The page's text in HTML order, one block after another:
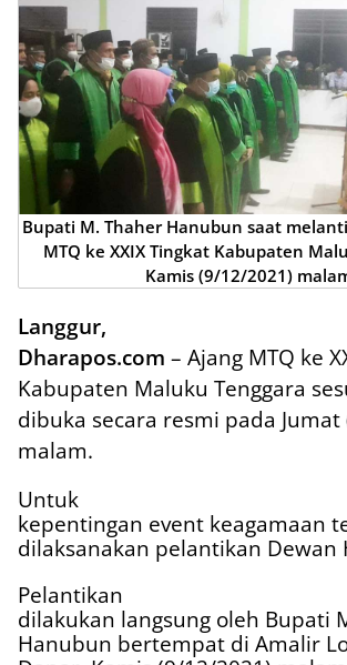
Bupati M. Thaher Hanubun saat
MTQ ke XXIX Tingkat Kabupaten
Kamis (9/12/2021)
Langgur,
Dharapos.com – Ajang MTQ ke
Kabupaten Maluku Tenggara
dibuka secara resmi pada
malam.
Untuk
kepentingan event keagamaan
dilaksanakan pelantikan Dewan
Pelantikan
dilakukan langsung oleh Bupati
Hanubun bertempat di Amalir